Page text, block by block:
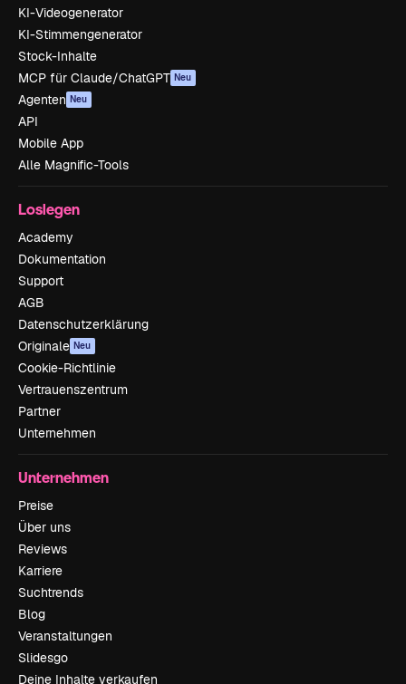
KI-Videogenerator
KI-Stimmengenerator
Stock-Inhalte
MCP für Claude/ChatGPT Neu
Agenten Neu
API
Mobile App
Alle Magnific-Tools
Loslegen
Academy
Dokumentation
Support
AGB
Datenschutzerklärung
Originale Neu
Cookie-Richtlinie
Vertrauenszentrum
Partner
Unternehmen
Unternehmen
Preise
Über uns
Reviews
Karriere
Suchtrends
Blog
Veranstaltungen
Slidesgo
Deine Inhalte verkaufen